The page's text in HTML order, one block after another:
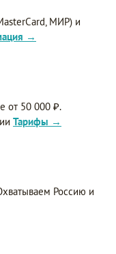
МИР) и
→
от 50 000 ₽.
Тарифы →
Россию и